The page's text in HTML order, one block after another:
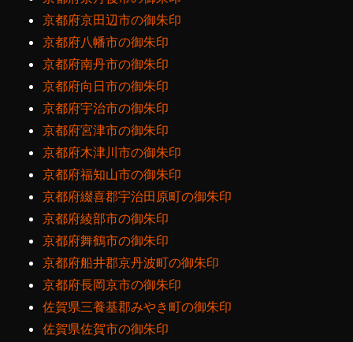
京都府京田辺市の御朱印
京都府八幡市の御朱印
京都府南丹市の御朱印
京都府向日市の御朱印
京都府宇治市の御朱印
京都府宮津市の御朱印
京都府木津川市の御朱印
京都府福知山市の御朱印
京都府綴喜郡宇治田原町の御朱印
京都府綾部市の御朱印
京都府舞鶴市の御朱印
京都府船井郡京丹波町の御朱印
京都府長岡京市の御朱印
佐賀県三養基郡みやき町の御朱印
佐賀県佐賀市の御朱印